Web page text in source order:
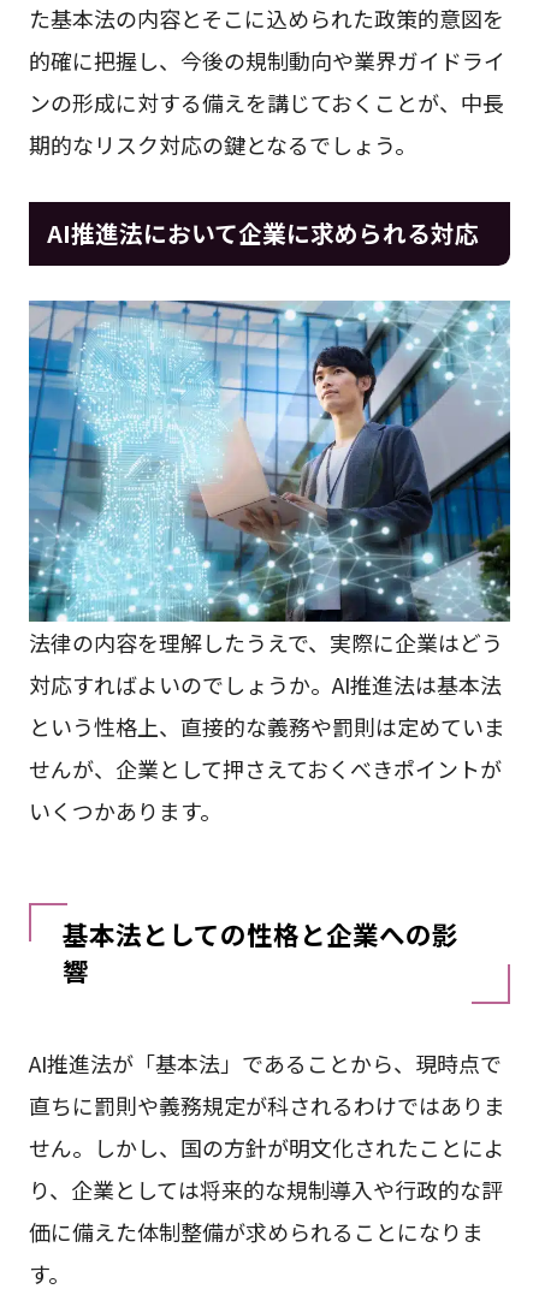
た基本法の内容とそこに込められた政策的意図を
的確に把握し、今後の規制動向や業界ガイドライ
ンの形成に対する備えを講じておくことが、中長
期的なリスク対応の鍵となるでしょう。
AI推進法において企業に求められる対応
法律の内容を理解したうえで、実際に企業はどう
対応すればよいのでしょうか。AI推進法は基本法
という性格上、直接的な義務や罰則は定めていま
せんが、企業として押さえておくべきポイントが
いくつかあります。
基本法としての性格と企業への影
響
AI推進法が「基本法」であることから、現時点で
直ちに罰則や義務規定が科されるわけではありま
せん。しかし、国の方針が明文化されたことによ
り、企業としては将来的な規制導入や行政的な評
価に備えた体制整備が求められることになりま
す。